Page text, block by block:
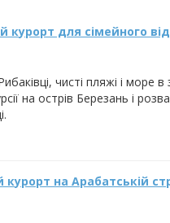
курорт для сімейного
чисті пляжі і море в
на острів Березань і
на Арабатській